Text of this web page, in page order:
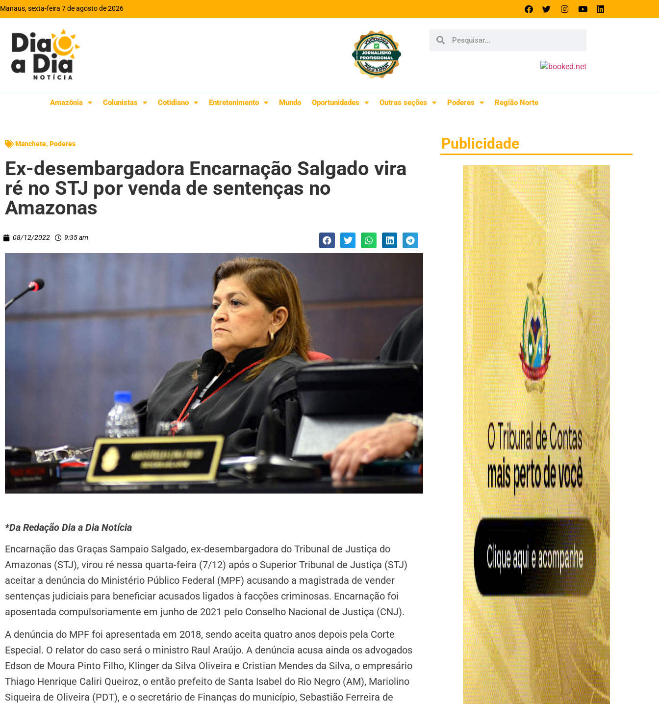
Manaus, sexta-feira 7 de agosto de 2026
Amazônia Colunistas Cotidiano Entretenimento Mundo Oportunidades Outras seções Poderes Região Norte
Manchete, Poderes
Ex-desembargadora Encarnação Salgado vira
ré no STJ por venda de sentenças no
Amazonas
08/12/2022 9:35 am
*Da Redação Dia a Dia Notícia
Encarnação das Graças Sampaio Salgado, ex-desembargadora do Tribunal de Justiça do
Amazonas (STJ), virou ré nessa quarta-feira (7/12) após o Superior Tribunal de Justiça (STJ)
aceitar a denúncia do Ministério Público Federal (MPF) acusando a magistrada de vender
sentenças judiciais para beneficiar acusados ligados à facções criminosas. Encarnação foi
aposentada compulsoriamente em junho de 2021 pelo Conselho Nacional de Justiça (CNJ).
A denúncia do MPF foi apresentada em 2018, sendo aceita quatro anos depois pela Corte
Especial. O relator do caso será o ministro Raul Araújo. A denúncia acusa ainda os advogados
Edson de Moura Pinto Filho, Klinger da Silva Oliveira e Cristian Mendes da Silva, o empresário
Thiago Henrique Caliri Queiroz, o então prefeito de Santa Isabel do Rio Negro (AM), Mariolino
Siqueira de Oliveira (PDT), e o secretário de Finanças do município, Sebastião Ferreira de
Publicidade